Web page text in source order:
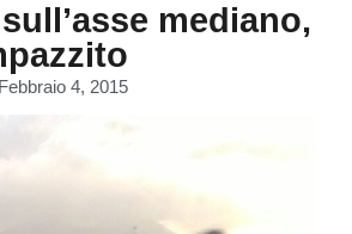
mediano,
Febbraio 4, 2015